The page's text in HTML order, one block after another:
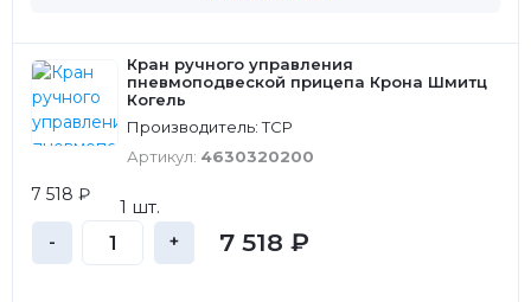
Кран ручного управления
пневмоподвеской прицепа Крона Шмитц
Когель
Производитель: ТСР
Артикул: 4630320200
7 518 ₽
1 шт.
- + 7 518 ₽